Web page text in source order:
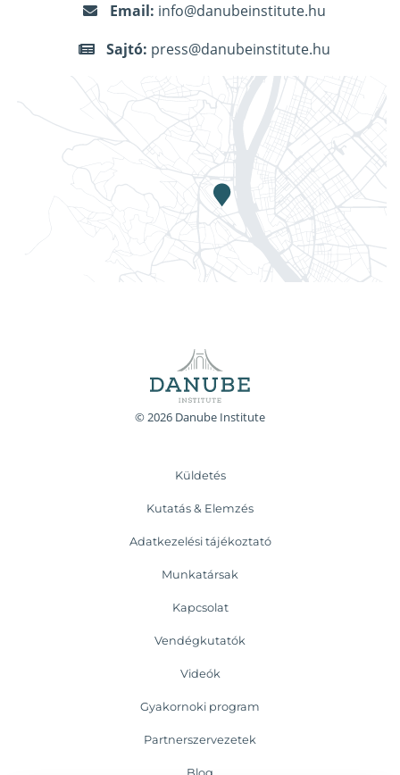
Email: info@danubeinstitute.hu
Sajtó: press@danubeinstitute.hu
© 2026 Danube Institute
Küldetés
Kutatás & Elemzés
Adatkezelési tájékoztató
Munkatársak
Kapcsolat
Vendégkutatók
Videók
Gyakornoki program
Partnerszervezetek